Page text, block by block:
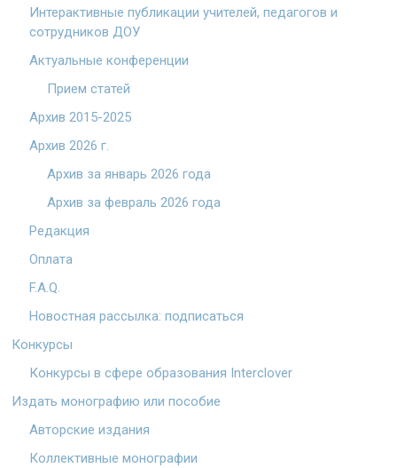
Интерактивные публикации учителей, педагогов и
сотрудников ДОУ
Актуальные конференции
Прием статей
Архив 2015-2025
Архив 2026 г.
Архив за январь 2026 года
Архив за февраль 2026 года
Редакция
Оплата
F.A.Q.
Новостная рассылка: подписаться
Конкурсы
Конкурсы в сфере образования Interclover
Издать монографию или пособие
Авторские издания
Коллективные монографии